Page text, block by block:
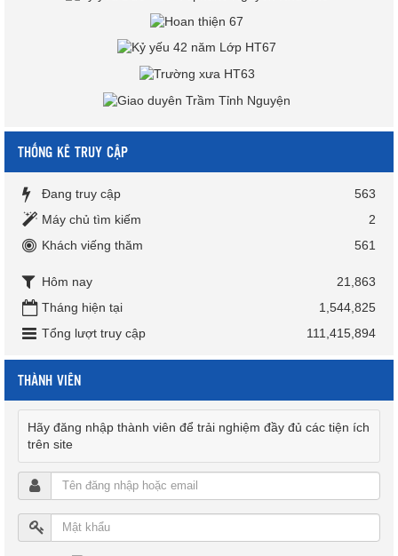
THỐNG KÊ TRUY CẬP
Đang truy cập
563
Máy chủ tìm kiếm
2
Khách viếng thăm
561
Hôm nay
21,863
Tháng hiện tại
1,544,825
Tổng lượt truy cập
111,415,894
THÀNH VIÊN
Hãy đăng nhập thành viên để trải nghiệm đầy đủ các tiện ích
trên site